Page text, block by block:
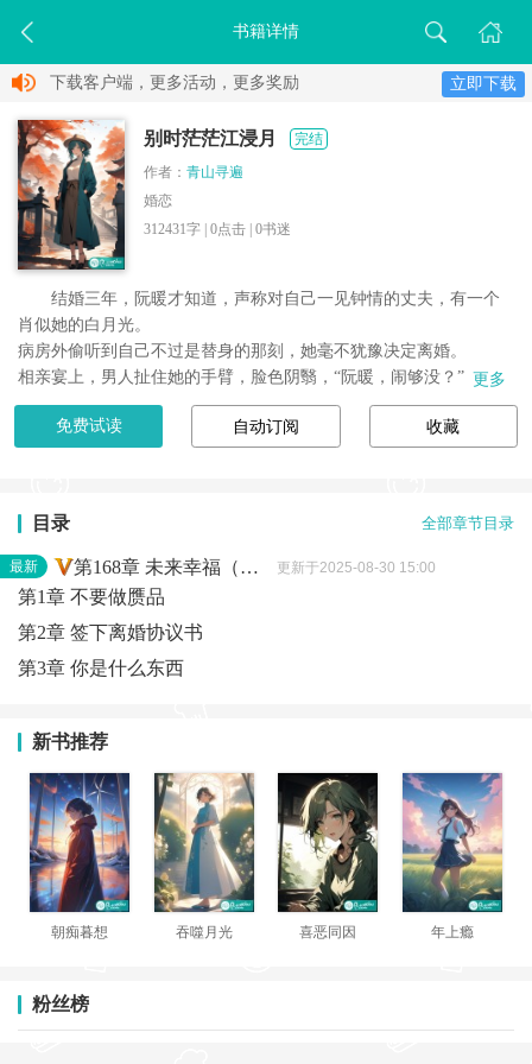
书籍详情
下载客户端，更多活动，更多奖励 立即下载
别时茫茫江浸月
完结
作者： 青山寻遍
婚恋
312431字 | 0点击 | 0书迷
结婚三年，阮暖才知道，声称对自己一见钟情的丈夫，有一个
肖似她的白月光。
病房外偷听到自己不过是替身的那刻，她毫不犹豫决定离婚。
相亲宴上，男人扯住她的手臂，脸色阴翳，“阮暖，闹够没？”
阮暖冷淡地睨着他，香槟从他发稍滴下，她拉住与她有过一夜情缘
的京圈太子爷。
更多
免费试读 自动订阅 收藏
目录 全部章节目录
最新 第168章 未来幸福（完） 更新于2025-08-30 15:00
第1章 不要做赝品
第2章 签下离婚协议书
第3章 你是什么东西
新书推荐
朝痴暮想 吞噬月光 喜恶同因 年上瘾
粉丝榜